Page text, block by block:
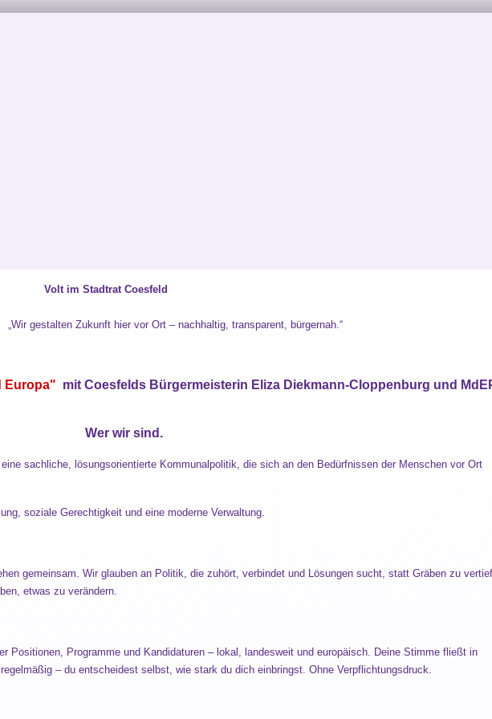
Volt im Stadtrat Coesfeld
Ort – nachhaltig, transparent, bürgernah.“
Europa" mit Coesfelds Bürgermeisterin Eliza Diekmann-Cloppenburg und
sachliche, lösungsorientierte Kommunalpolitik, die sich an den Bedürfnissen der Menschen vor Ort
soziale Gerechtigkeit und eine moderne Verwaltung.
gemeinsam. Wir glauben an Politik, die zuhört, verbindet und Lösungen sucht, statt Gräben zu
etwas zu verändern.
Positionen, Programme und Kandidaturen – lokal, landesweit und europäisch. Deine Stimme fließt in
– du entscheidest selbst, wie stark du dich einbringst. Ohne Verpflichtungsdruck.